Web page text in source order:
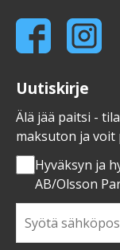
Uutiskirje
Älä jää paitsi -
maksuton ja
Hyväksyn ja
AB/Olsson